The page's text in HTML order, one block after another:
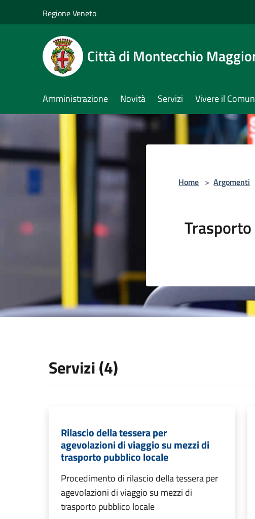
Regione Veneto
Città di Montecchio
Amministrazione Novità Servizi Vivere il
Home > Argomenti
Servizi (4)
Rilascio della tessera per
agevolazioni di viaggio su mezzi di
trasporto pubblico locale
Procedimento di rilascio della tessera per
agevolazioni di viaggio su mezzi di
trasporto pubblico locale